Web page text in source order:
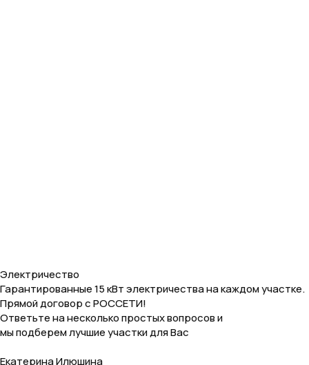
Электричество
Гарантированные 15 кВт электричества на каждом участке.
Прямой договор с РОССЕТИ!
Ответьте на несколько простых вопросов и
мы подберем лучшие участки для Вас
Екатерина Илюшина